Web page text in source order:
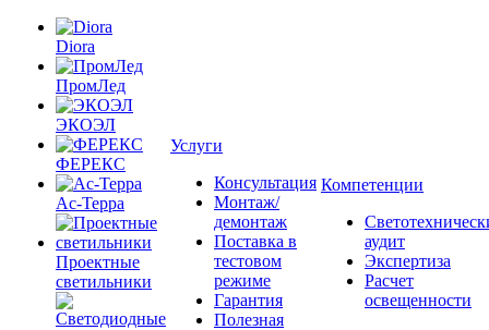
Diora
ПромЛед
ЭКОЭЛ
ФЕРЕКС
Ас-Терра
Проектные
светильники
Услуги
Консультация
Монтаж/
демонтаж
Поставка в
тестовом
режиме
Гарантия
Полезная
Компетенции
аудит
Экспертиза
Расчет
освещенности